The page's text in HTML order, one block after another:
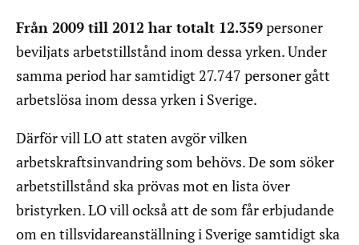
Från 2009 till 2012 har totalt 12.359personer
beviljats arbetstillstånd inom dessa yrken. Under
samma period har samtidigt 27.747 personer gått
arbetslösa inom dessa yrken i Sverige.
Därför vill LO att staten avgör vilken
arbetskraftsinvandring som behövs. De som söker
arbetstillstånd ska prövas mot en lista över
bristyrken. LO vill också att de som får erbjudande
om en tillsvidareanställning i Sverige samtidigt ska